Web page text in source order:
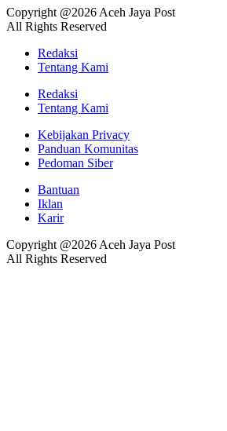
Copyright @2026 Aceh Jaya Post
All Rights Reserved
Redaksi
Tentang Kami
Redaksi
Tentang Kami
Kebijakan Privacy
Panduan Komunitas
Pedoman Siber
Bantuan
Iklan
Karir
Copyright @2026 Aceh Jaya Post
All Rights Reserved